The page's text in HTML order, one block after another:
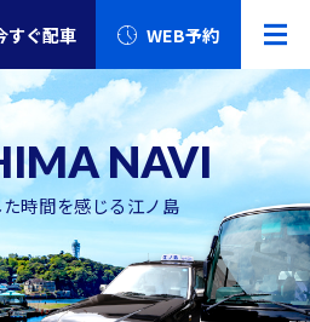
すぐ配車 WEB予約
時間を感じる江ノ島